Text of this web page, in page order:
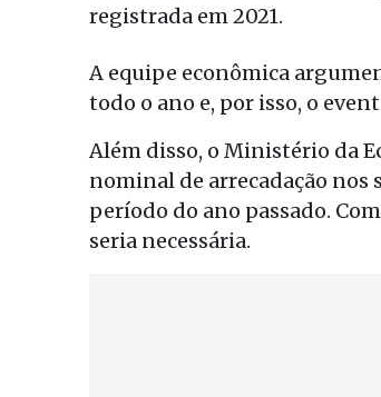
registrada em 2021.
A equipe econômica
todo o ano e, por isso, o
Além disso, o Ministério da
nominal de arrecadação nos
período do ano passado.
seria necessária.